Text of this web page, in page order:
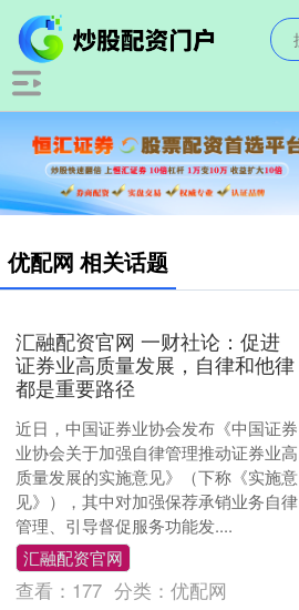
优配网 相关话题
汇融配资官网 一财社论：促进
证券业高质量发展，自律和他律
都是重要路径
近日，中国证券业协会发布《中国证券
业协会关于加强自律管理推动证券业高
质量发展的实施意见》（下称《实施意
见》），其中对加强保荐承销业务自律
管理、引导督促服务功能发....
汇融配资官网
查看： 177 分类：优配网